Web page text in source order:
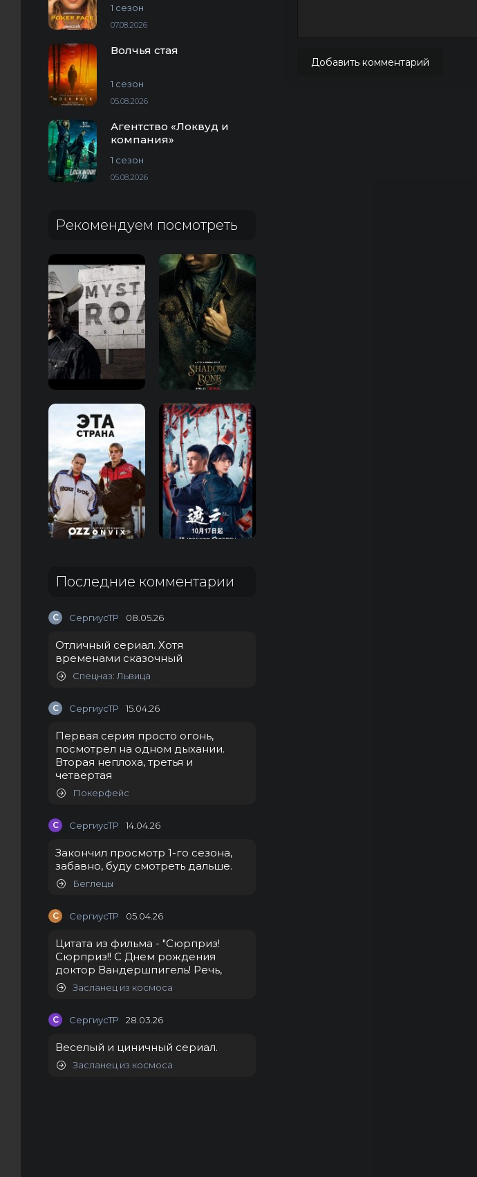
1 сезон
07.08.2026
Волчья стая
1 сезон
05.08.2026
Агентство «Локвуд и
компания»
1 сезон
05.08.2026
Рекомендуем посмотреть
Последние комментарии
С СергиусТР 08.05.26
Отличный сериал. Хотя
временами сказочный
Спецназ: Львица
С СергиусТР 15.04.26
Первая серия просто огонь,
посмотрел на одном дыхании.
Вторая неплоха, третья и
четвертая
Покерфейс
С СергиусТР 14.04.26
Закончил просмотр 1-го сезона,
забавно, буду смотреть дальше.
Беглецы
С СергиусТР 05.04.26
Цитата из фильма - "Сюрприз!
Сюрприз!! С Днем рождения
доктор Вандершпигель! Речь,
Засланец из космоса
С СергиусТР 28.03.26
Веселый и циничный сериал.
Засланец из космоса
Добавить комментарий